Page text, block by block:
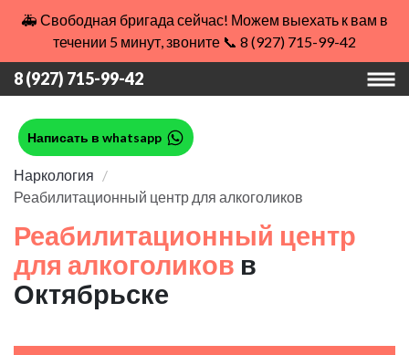
🚑 Свободная бригада сейчас! Можем выехать к вам в
течении 5 минут, звоните 📞 8 (927) 715-99-42
8 (927) 715-99-42
Написать в whatsapp
Наркология
Реабилитационный центр для алкоголиков
Реабилитационный центр
для алкоголиков в
Октябрьске